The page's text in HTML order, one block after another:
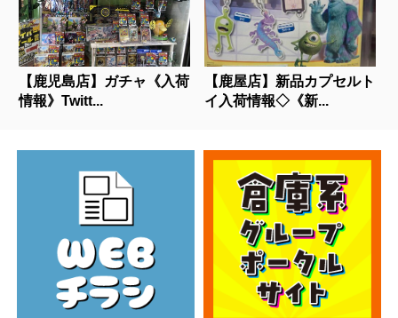
【鹿児島店】ガチャ《入荷
情報》Twitt...
【鹿屋店】新品カプセルト
イ入荷情報◇《新...